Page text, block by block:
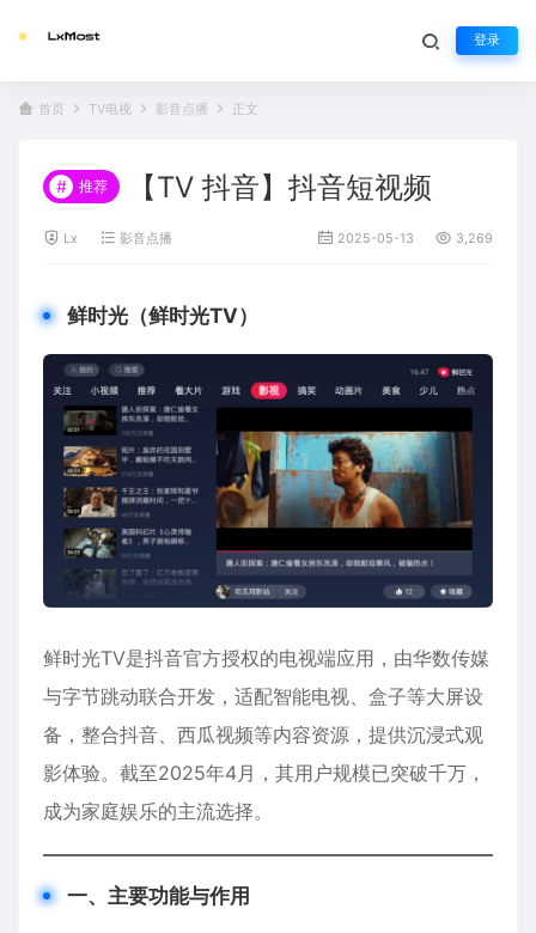
登录
首页 TV电视 影音点播 正文
# 推荐 【TV 抖音】抖音短视频
Lx 影音点播 2025-05-13 3,269
鲜时光（鲜时光TV）
鲜时光TV是抖音官方授权的电视端应用，由华数传媒
与字节跳动联合开发，适配智能电视、盒子等大屏设
备，整合抖音、西瓜视频等内容资源，提供沉浸式观
影体验。截至2025年4月，其用户规模已突破千万，
成为家庭娱乐的主流选择。
一、主要功能与作用